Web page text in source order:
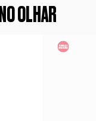
OLHAR